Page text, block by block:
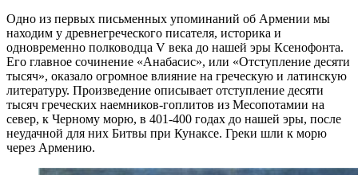
Одно из первых письменных упоминаний об Армении мы
находим у древнегреческого писателя, историка и
одновременно полководца V века до нашей эры Ксенофонта.
Его главное сочинение «Анабасис», или «Отступление десяти
тысяч», оказало огромное влияние на греческую и латинскую
литературу. Произведение описывает отступление десяти
тысяч греческих наемников-гоплитов из Месопотамии на
север, к Черному морю, в 401-400 годах до нашей эры, после
неудачной для них Битвы при Кунаксе. Греки шли к морю
через Армению.